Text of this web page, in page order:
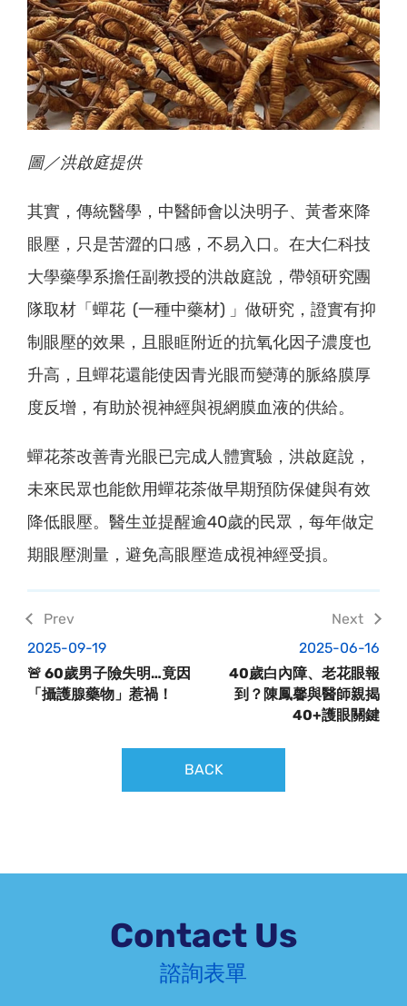
圖／洪啟庭提供
其實，傳統醫學，中醫師會以決明子、黃耆來降
眼壓，只是苦澀的口感，不易入口。在大仁科技
大學藥學系擔任副教授的洪啟庭說，帶領研究團
隊取材「蟬花 (一種中藥材) 」做研究，證實有抑
制眼壓的效果，且眼眶附近的抗氧化因子濃度也
升高，且蟬花還能使因青光眼而變薄的脈絡膜厚
度反增，有助於視神經與視網膜血液的供給。
蟬花茶改善青光眼已完成人體實驗，洪啟庭說，
未來民眾也能飲用蟬花茶做早期預防保健與有效
降低眼壓。醫生並提醒逾40歲的民眾，每年做定
期眼壓測量，避免高眼壓造成視神經受損。
2025-09-19
🚨 60歲男子險失明…竟因
「攝護腺藥物」惹禍！
2025-06-16
40歲白內障、老花眼報
到？陳鳳馨與醫師親揭
40+護眼關鍵
BACK
Contact Us
諮詢表單